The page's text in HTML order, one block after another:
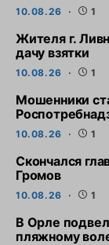
10.08.26 1
Жителя г.
дачу взятки
10.08.26 1
Мошенники
10.08.26 1
Скончался
Громов
10.08.26 1
В Орле
пляжному